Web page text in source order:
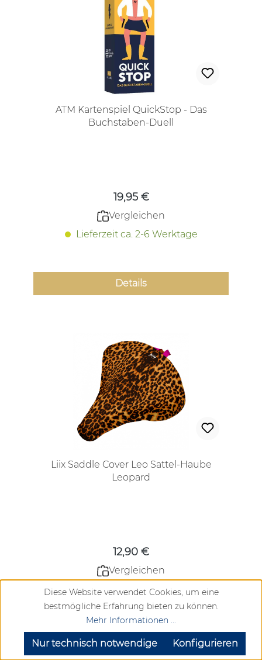
ATM Kartenspiel QuickStop - Das
Buchstaben-Duell
19,95 €
Vergleichen
Lieferzeit ca. 2-6 Werktage
Details
Liix Saddle Cover Leo Sattel-Haube
Leopard
12,90 €
Vergleichen
Derzeit nicht verfügbar
Details
Diese Website verwendet Cookies, um eine
bestmögliche Erfahrung bieten zu können.
Mehr Informationen ...
Nur technisch notwendige Konfigurieren
SEHR GUT (4.72 / 5)
aus904Bewertungen bei: google.com, trustedshops.de, shopvote.de ⓘ
Informationen zur Echtheit der Bewertungen